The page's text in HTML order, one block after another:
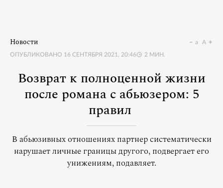
Новости
ОПУБЛИКОВАНО 16 СЕНТЯБРЯ 2021, 20:46 2 МИН.
a A
Возврат к полноценной жизни
после романа с абьюзером: 5
правил
В абьюзивных отношениях партнер систематически
нарушает личные границы другого, подвергает его
унижениям, подавляет.